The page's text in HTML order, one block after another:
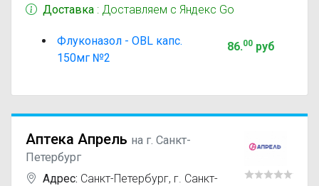
Доставка : Доставляем с Яндекс Go
Флуконазол - OBL капс.
150мг №2
86.00руб
Аптека Апрель на г. Санкт-
Петербург
Адрес: Санкт-Петербург, г. Санкт-